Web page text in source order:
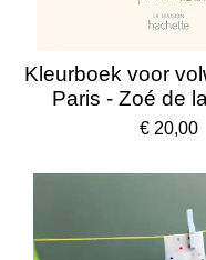
Kleurboek voor
Paris - Zoé de
€ 20,00